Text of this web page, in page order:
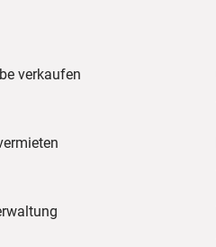
verkaufen